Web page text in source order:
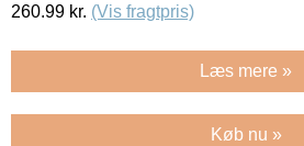
260.99 kr. (Vis fragtpris)
Læs mere »
Køb nu »